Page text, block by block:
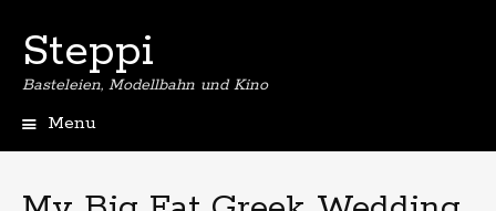
Steppi
Basteleien, Modellbahn und Kino
Menu